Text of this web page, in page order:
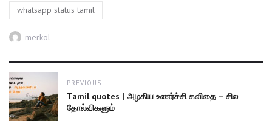
whatsapp status tamil
Author
merkol
Post
navigation
PREVIOUS
Previous
post:
Tamil quotes | அழகிய உணர்ச்சி கவிதை – சில
தோல்விகளும்